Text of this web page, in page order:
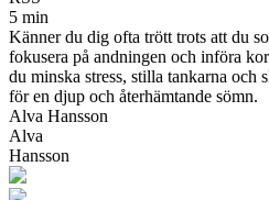
5 min
Känner du dig ofta trött trots att du
fokusera på andningen och införa
du minska stress, stilla tankarna och
för en djup och återhämtande sömn.
Alva Hansson
Alva
Hansson